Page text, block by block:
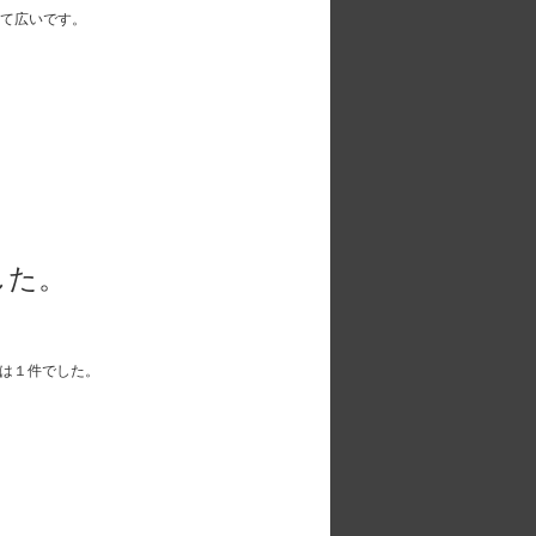
いです。
。
件でした。